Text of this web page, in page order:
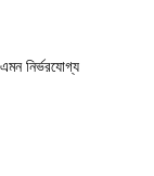
নির্ভরযোগ্য